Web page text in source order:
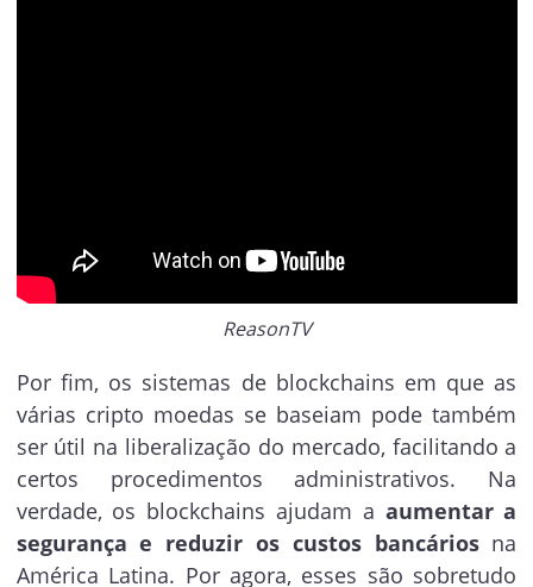
ReasonTV
Por fim, os sistemas de blockchains em que as
várias cripto moedas se baseiam pode também
ser útil na liberalização do mercado, facilitando a
certos procedimentos administrativos. Na
verdade, os blockchains ajudam a aumentar a
segurança e reduzir os custos bancáriosna
América Latina. Por agora, esses são sobretudo